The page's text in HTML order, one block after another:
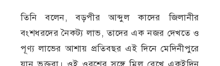
তিনি বলেন, বড়পীর আব্দুল কাদের জিলানীর
বংশধরদের নৈকট্য লাভ, তাদের এক নজর দেখতে ও
পূণ্য লাভের আশায় প্রতিবছর এই দিনে মেদিনীপুরে